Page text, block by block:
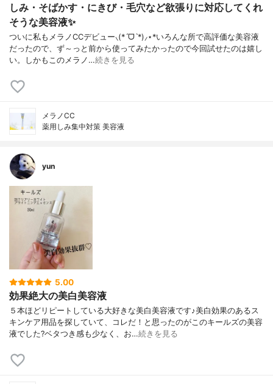
しみ・そばかす・にきび・毛穴など欲張りに対応してくれ
そうな美容液✨
ついに私もメラノCCデビュー⸜(*ˊᗜˋ*)⸝⋆*いろんな所で高評価な美容液
だったので、ず～っと前から使ってみたかったので今回試せたのは嬉し
い。しかもこのメラノ…続きを見る
メラノCC
薬用しみ集中対策 美容液
yun
5.00
効果絶大の美白美容液
５本ほどリピートしている大好きな美白美容液です♪美白効果のあるス
キンケア用品を探していて、コレだ！と思ったのがこのキールズの美容
液でした?ベタつき感も少なく、お…続きを見る